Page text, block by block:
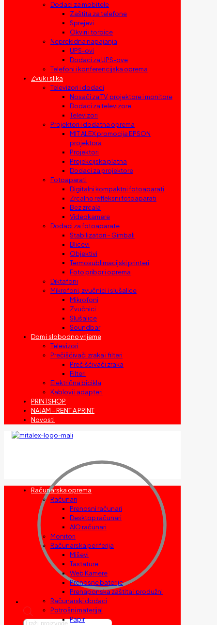
Dodaci za mobitele
Zaštita za telefone
Sprejevi
Okviri i torbice
Neprekidna napajanja
UPS-ovi
Dodaci za UPS-ove
Telefoni i konferencijska oprema
Zvuk i slika
Televizori i dodaci
Nosači za TV, projektore i monitore
Dodaci za televizore
Televizori
Projektori i dodatna oprema
MIT ALEX promocija EPSON
projektora
Projektori
Projekcijska platna
Dodaci za projektore
Fotoaparati
Digitalni kompaktni fotoaparati
Zrcalno refleksni fotoaparati
Bez zrcala
Videokamere
Dodaci za fotoaparate
Stabilizatori – Gimbali
Blicevi
Objektivi
Termosublimacijski printeri
Foto pribor i oprema
Diktafoni
Mikrofoni, zvučnici i slušalice
Mikrofoni
Zvučnici
Slušalice
Soundbar
Dom i slobodno vrijeme
Televizori
Prečišćivači zraka i filteri
Prečišćivači zraka
Filteri
Električna bicikla
Kablovi i adapteri
PRINTSHOP
NAJAM – RENT A PRINT
Novosti
Products
Računarska oprema
Računari
Prenosni računari
Desktop računari
AIO računari
Monitori
Računarska periferija
Miševi
Tastature
Web Kamere
Prenosne baterije
Prenaponska zaštita i produžni
Računarski dodaci
Potrošni materijal
Papir